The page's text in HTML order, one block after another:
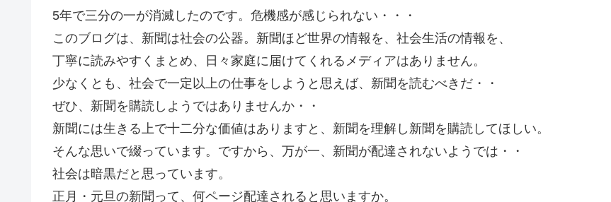
5年で三分の一が消滅したのです。危機感が感じられない・・・
このブログは、新聞は社会の公器。新聞ほど世界の情報を、社会生活の情報を、
丁寧に読みやすくまとめ、日々家庭に届けてくれるメディアはありません。
少なくとも、社会で一定以上の仕事をしようと思えば、新聞を読むべきだ・・
ぜひ、新聞を購読しようではありませんか・・
新聞には生きる上で十二分な価値はありますと、新聞を理解し新聞を購読してほしい。
そんな思いで綴っています。ですから、万が一、新聞が配達されないようでは・・
社会は暗黒だと思っています。
正月・元旦の新聞って、何ページ配達されると思いますか。